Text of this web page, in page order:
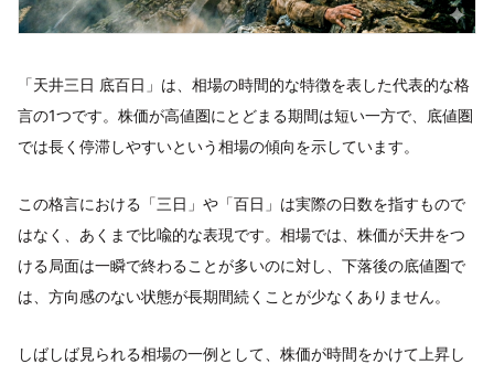
「天井三日 底百日」は、相場の時間的な特徴を表した代表的な格
言の1つです。株価が高値圏にとどまる期間は短い一方で、底値圏
では長く停滞しやすいという相場の傾向を示しています。
この格言における「三日」や「百日」は実際の日数を指すもので
はなく、あくまで比喩的な表現です。相場では、株価が天井をつ
ける局面は一瞬で終わることが多いのに対し、下落後の底値圏で
は、方向感のない状態が長期間続くことが少なくありません。
しばしば見られる相場の一例として、株価が時間をかけて上昇し